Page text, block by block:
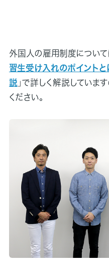
外国人の雇用制度について
習生受け入れのポイント
説 」で詳しく解説していま
ください。